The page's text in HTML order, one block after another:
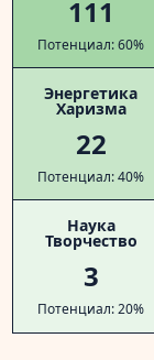
111
Потенциал: 60%
Энергетика
Харизма
22
Потенциал: 40%
Наука
Творчество
3
Потенциал: 20%